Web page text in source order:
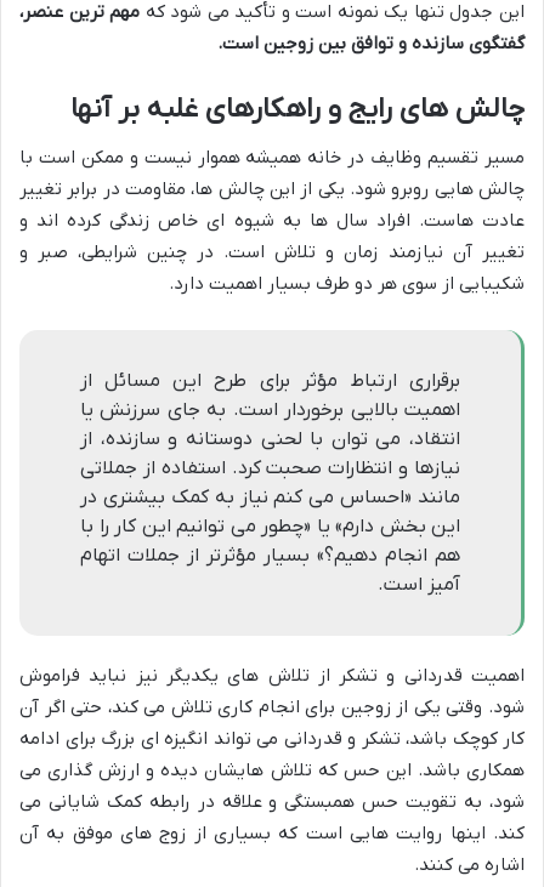
این جدول تنها یک نمونه است و تأکید می شود که مهم ترین عنصر،
گفتگوی سازنده و توافق بین زوجین است.
چالش های رایج و راهکارهای غلبه بر آنها
مسیر تقسیم وظایف در خانه همیشه هموار نیست و ممکن است با
چالش هایی روبرو شود. یکی از این چالش ها، مقاومت در برابر تغییر
عادت هاست. افراد سال ها به شیوه ای خاص زندگی کرده اند و
تغییر آن نیازمند زمان و تلاش است. در چنین شرایطی، صبر و
شکیبایی از سوی هر دو طرف بسیار اهمیت دارد.
برقراری ارتباط مؤثر برای طرح این مسائل از
اهمیت بالایی برخوردار است. به جای سرزنش یا
انتقاد، می توان با لحنی دوستانه و سازنده، از
نیازها و انتظارات صحبت کرد. استفاده از جملاتی
مانند «احساس می کنم نیاز به کمک بیشتری در
این بخش دارم» یا «چطور می توانیم این کار را با
هم انجام دهیم؟» بسیار مؤثرتر از جملات اتهام
آمیز است.
اهمیت قدردانی و تشکر از تلاش های یکدیگر نیز نباید فراموش
شود. وقتی یکی از زوجین برای انجام کاری تلاش می کند، حتی اگر آن
کار کوچک باشد، تشکر و قدردانی می تواند انگیزه ای بزرگ برای ادامه
همکاری باشد. این حس که تلاش هایشان دیده و ارزش گذاری می
شود، به تقویت حس همبستگی و علاقه در رابطه کمک شایانی می
کند. اینها روایت هایی است که بسیاری از زوج های موفق به آن
اشاره می کنند.